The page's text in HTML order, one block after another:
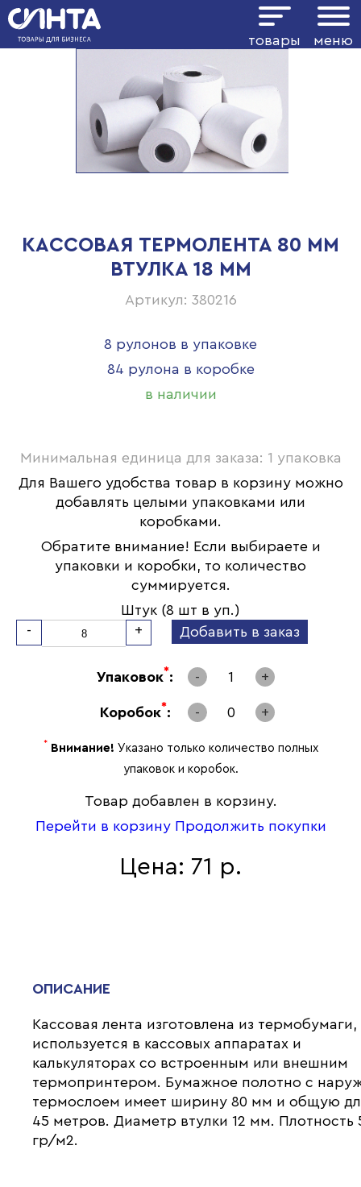
товары меню
КАССОВАЯ ТЕРМОЛЕНТА 80 ММ
ВТУЛКА 18 ММ
Артикул: 380216
8 рулонов в упаковке
84 рулона в коробке
в наличии
Минимальная единица для заказа: 1 упаковка
Для Вашего удобства товар в корзину можно
добавлять целыми упаковками или
коробками.
Обратите внимание! Если выбираете и
упаковки и коробки, то количество
суммируется.
Штук (8 шт в уп.)
-
+ Добавить в заказ
Упаковок*: - 1 +
Коробок*: - 0 +
* Внимание! Указано только количество полных
упаковок и коробок.
Товар добавлен в корзину.
Перейти в корзину Продолжить покупки
Цена: 71 р.
ОПИСАНИЕ
Кассовая лента изготовлена из термобумаги,
используется в кассовых аппаратах и
калькуляторах со встроенным или внешним
термопринтером. Бумажное полотно с
термослоем имеет ширину 80 мм и общую
45 метров. Диаметр втулки 12 мм. Плотность
гр/м2.